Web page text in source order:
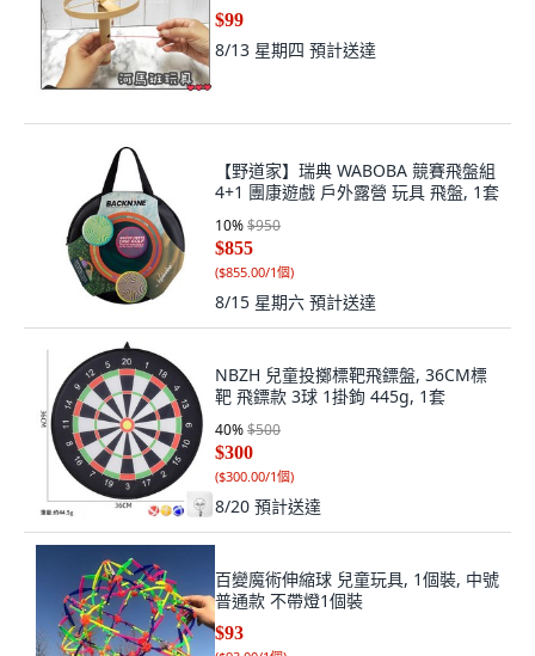
$99
8/13 星期四 預計送達
【野道家】瑞典 WABOBA 競賽飛盤組
4+1 團康遊戲 戶外露營 玩具 飛盤, 1套
10%$950
$855
($855.00/1個)
8/15 星期六 預計送達
NBZH 兒童投擲標靶飛鏢盤, 36CM標
靶 飛鏢款 3球 1掛鉤 445g, 1套
40%$500
$300
($300.00/1個)
8/20 預計送達
百變魔術伸縮球 兒童玩具, 1個裝, 中號
普通款 不帶燈1個裝
$93